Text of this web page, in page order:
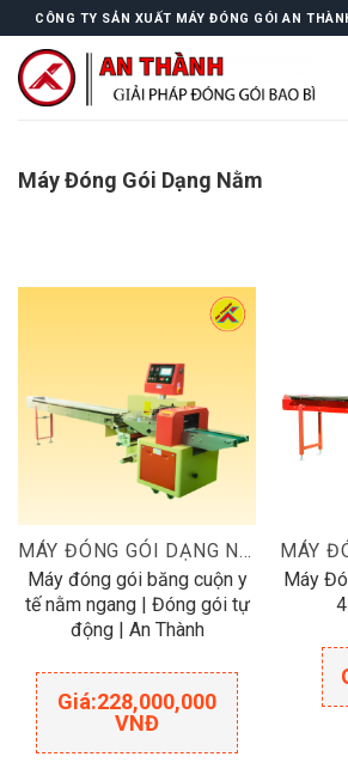
to
content
CÔNG TY SẢN XUẤT MÁY ĐÓNG GÓI AN
Máy Đóng Gói Dạng Nằm
MÁY ĐÓNG GÓI DẠNG NẰM
Máy đóng gói băng cuộn y
tế nằm ngang | Đóng gói tự
động | An Thành
Giá:228,000,000
VNĐ
Máy